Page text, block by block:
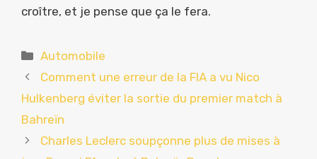
croître, et je pense que ça le fera.
Catégories
Automobile
Comment une erreur de la FIA a vu Nico
Hulkenberg éviter la sortie du premier match à
Bahreïn
Charles Leclerc soupçonne plus de mises à